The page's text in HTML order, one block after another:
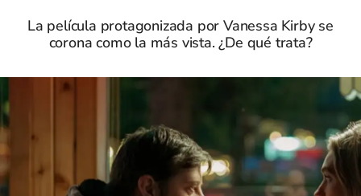
La película protagonizada por Vanessa Kirby se
corona como la más vista. ¿De qué trata?